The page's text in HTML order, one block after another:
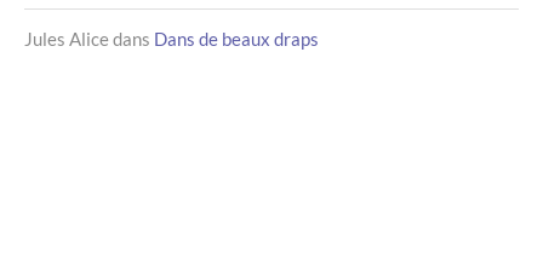
Jules Alicedans Dans de beaux draps